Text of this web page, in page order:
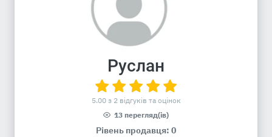
Руслан
5.00 з 2 відгуків та оцінок
13 перегляд(ів)
Рівень продавця: 0